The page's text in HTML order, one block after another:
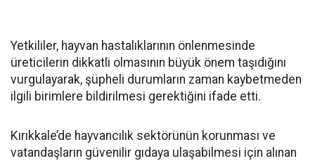
Yetkililer, hayvan hastalıklarının önlenmesinde
üreticilerin dikkatli olmasının büyük önem taşıdığını
vurgulayarak, şüpheli durumların zaman kaybetmeden
ilgili birimlere bildirilmesi gerektiğini ifade etti.
Kırıkkale’de hayvancılık sektörünün korunması ve
vatandaşların güvenilir gıdaya ulaşabilmesi için alınan